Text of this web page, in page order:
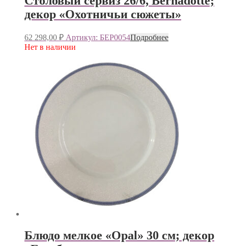
декор «Охотничьи сюжеты»
62 298,00 ₽ Артикул: БЕР0054Подробнее
Нет в наличии
Блюдо мелкое «Opal» 30 см; декор